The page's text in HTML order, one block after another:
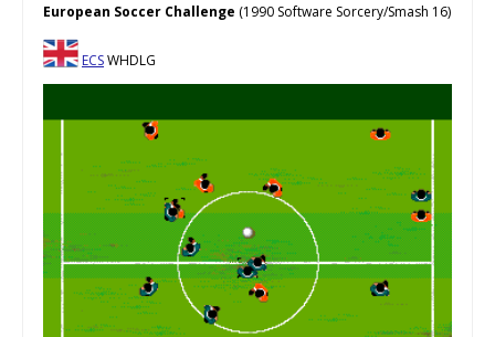
European Soccer Challenge (1990 Software Sorcery/Smash 16)
ECSWHDLG